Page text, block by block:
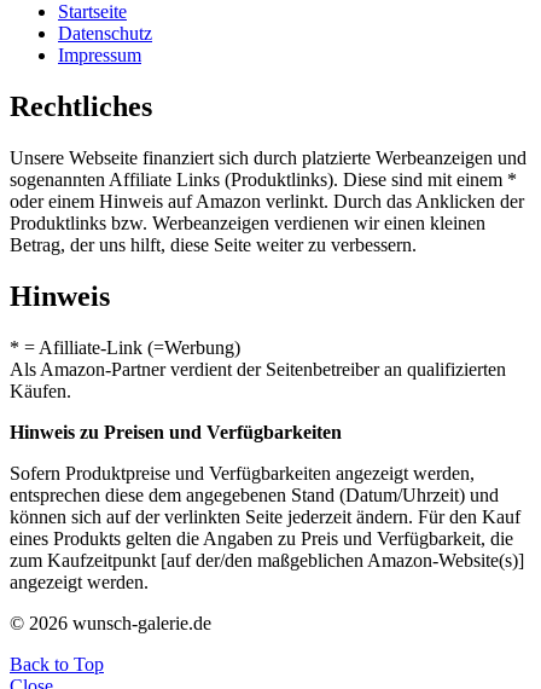
Startseite
Datenschutz
Impressum
Rechtliches
Unsere Webseite finanziert sich durch platzierte Werbeanzeigen und
sogenannten Affiliate Links (Produktlinks). Diese sind mit einem *
oder einem Hinweis auf Amazon verlinkt. Durch das Anklicken der
Produktlinks bzw. Werbeanzeigen verdienen wir einen kleinen
Betrag, der uns hilft, diese Seite weiter zu verbessern.
Hinweis
* = Afilliate-Link (=Werbung)
Als Amazon-Partner verdient der Seitenbetreiber an qualifizierten
Käufen.
Hinweis zu Preisen und Verfügbarkeiten
Sofern Produktpreise und Verfügbarkeiten angezeigt werden,
entsprechen diese dem angegebenen Stand (Datum/Uhrzeit) und
können sich auf der verlinkten Seite jederzeit ändern. Für den Kauf
eines Produkts gelten die Angaben zu Preis und Verfügbarkeit, die
zum Kaufzeitpunkt [auf der/den maßgeblichen Amazon-Website(s)]
angezeigt werden.
© 2026 wunsch-galerie.de
Back to Top